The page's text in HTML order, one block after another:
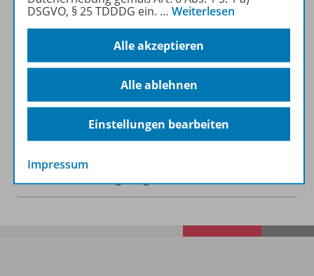
Beschreibung
Bezugsbedingungen
Zugehörige Produkte
Benachrichtigungs-Service
DSGVO, § 25 TDDDG ein. … Weiterlesen
Alle akzeptieren
Alle ablehnen
Einstellungen bearbeiten
Impressum